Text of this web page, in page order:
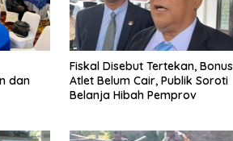
dan
Fiskal Disebut Tertekan, Bonus
Atlet Belum Cair, Publik Soroti
Belanja Hibah Pemprov